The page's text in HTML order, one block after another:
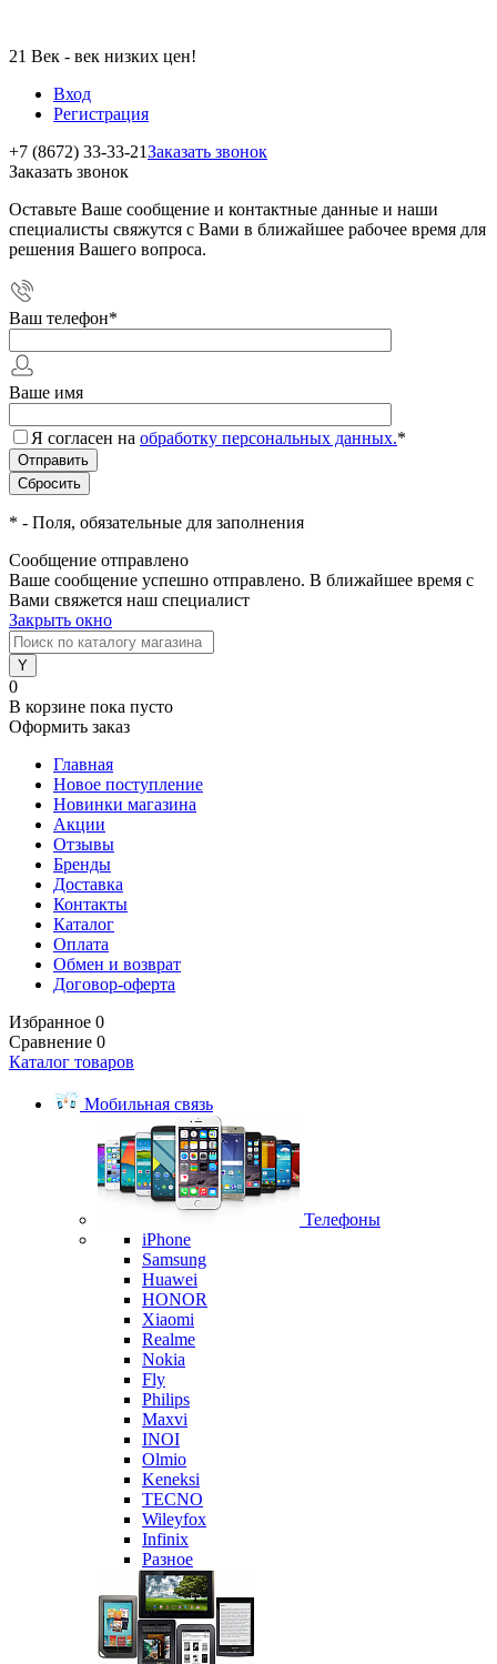
21 Век - век низких цен!
Вход
Регистрация
+7 (8672) 33-33-21Заказать звонок
Заказать звонок
Оставьте Ваше сообщение и контактные данные и наши
специалисты свяжутся с Вами в ближайшее рабочее время для
решения Вашего вопроса.
Ваш телефон*
Ваше имя
Я согласен на обработку персональных данных.*
* - Поля, обязательные для заполнения
Сообщение отправлено
Ваше сообщение успешно отправлено. В ближайшее время с
Вами свяжется наш специалист
Закрыть окно
0
В корзине пока пусто
Оформить заказ
Главная
Новое поступление
Новинки магазина
Акции
Отзывы
Бренды
Доставка
Контакты
Каталог
Оплата
Обмен и возврат
Договор-оферта
Избранное 0
Сравнение 0
Каталог товаров
Мобильная связь
Телефоны
iPhone
Samsung
Huawei
HONOR
Xiaomi
Realme
Nokia
Fly
Philips
Maxvi
INOI
Olmio
Keneksi
TECNO
Wileyfox
Infinix
Разное